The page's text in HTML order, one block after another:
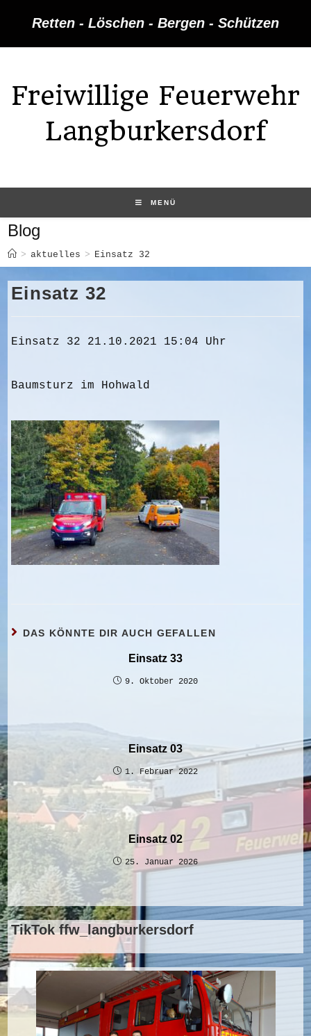
Retten - Löschen - Bergen - Schützen
Freiwillige Feuerwehr
Langburkersdorf
MENÜ
Blog
> aktuelles > Einsatz 32
Einsatz 32
Einsatz 32 21.10.2021 15:04 Uhr
Baumsturz im Hohwald
DAS KÖNNTE DIR AUCH GEFALLEN
Einsatz 33
9. Oktober 2020
Einsatz 03
1. Februar 2022
Einsatz 02
25. Januar 2026
TikTok ffw_langburkersdorf